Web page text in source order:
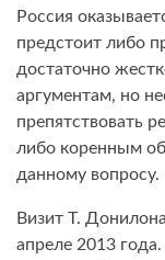
Россия
предстоит либо
достаточно
аргументам, но
препятствовать
либо коренным
данному вопросу.
Визит Т.
апреле 2013